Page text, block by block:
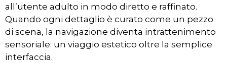
all’utente adulto in modo diretto e raffinato.
Quando ogni dettaglio è curato come un pezzo
di scena, la navigazione diventa intrattenimento
sensoriale: un viaggio estetico oltre la semplice
interfaccia.